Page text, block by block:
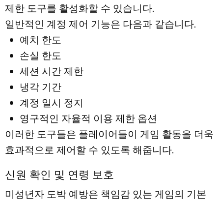
제한 도구를 활성화할 수 있습니다.
일반적인 계정 제어 기능은 다음과 같습니다.
예치 한도
손실 한도
세션 시간 제한
냉각 기간
계정 일시 정지
영구적인 자율적 이용 제한 옵션
이러한 도구들은 플레이어들이 게임 활동을 더욱
효과적으로 제어할 수 있도록 해줍니다.
신원 확인 및 연령 보호
미성년자 도박 예방은 책임감 있는 게임의 기본